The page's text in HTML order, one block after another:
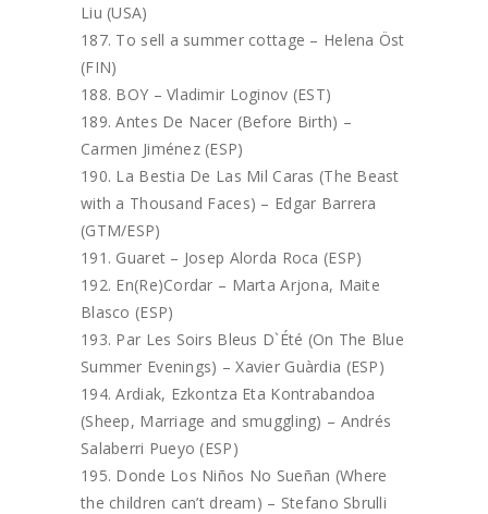
Liu (USA)
To sell a summer cottage – Helena Öst
(FIN)
BOY – Vladimir Loginov (EST)
Antes De Nacer (Before Birth) –
Carmen Jiménez (ESP)
La Bestia De Las Mil Caras (The Beast
with a Thousand Faces) – Edgar Barrera
(GTM/ESP)
Guaret – Josep Alorda Roca (ESP)
En(Re)Cordar – Marta Arjona, Maite
Blasco (ESP)
Par Les Soirs Bleus D`Été (On The Blue
Summer Evenings) – Xavier Guàrdia (ESP)
Ardiak, Ezkontza Eta Kontrabandoa
(Sheep, Marriage and smuggling) – Andrés
Salaberri Pueyo (ESP)
Donde Los Niños No Sueñan (Where
the children can’t dream) – Stefano Sbrulli